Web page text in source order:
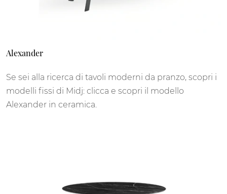
Alexander
Se sei alla ricerca di tavoli moderni da pranzo, scopri i
modelli fissi di Midj: clicca e scopri il modello
Alexander in ceramica.